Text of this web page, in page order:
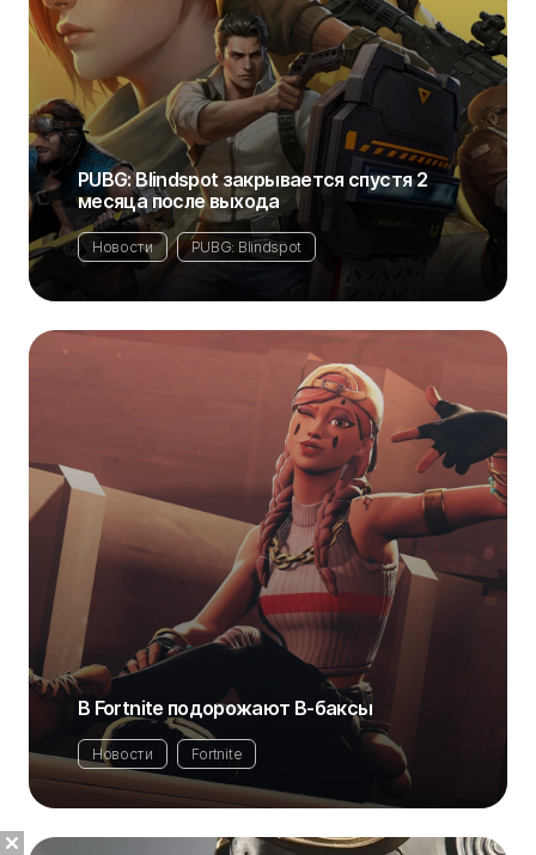
PUBG: Blindspot закрывается спустя 2
месяца после выхода
Новости PUBG: Blindspot
В Fortnite подорожают В-баксы
Новости Fortnite